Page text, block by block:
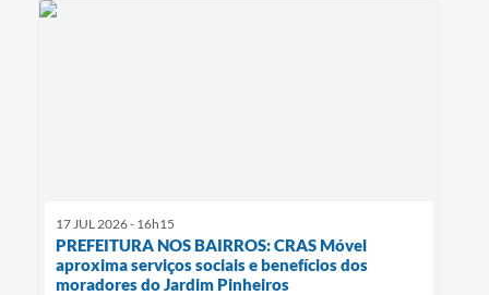
17 JUL 2026 - 16h15
PREFEITURA NOS BAIRROS: CRAS Móvel
aproxima serviços sociais e benefícios dos
moradores do Jardim Pinheiros